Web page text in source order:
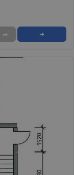
➦ ➜